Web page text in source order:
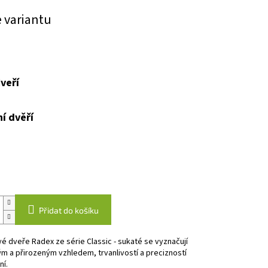
variantu
dvěří
Přidat do košíku
dveře Radex ze série Classic - sukaté se vyznačují
a přirozeným vzhledem, trvanlivostí a precizností